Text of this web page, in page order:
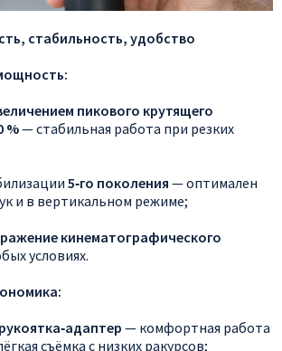
стабильность, удобство
пикового крутящего
%— стабильная работа при резких
5‑го поколения — оптимален
и в вертикальном режиме;
кинематографического
условиях.
рукоятка‑адаптер — комфортная работа
съёмка с низких ракурсов;